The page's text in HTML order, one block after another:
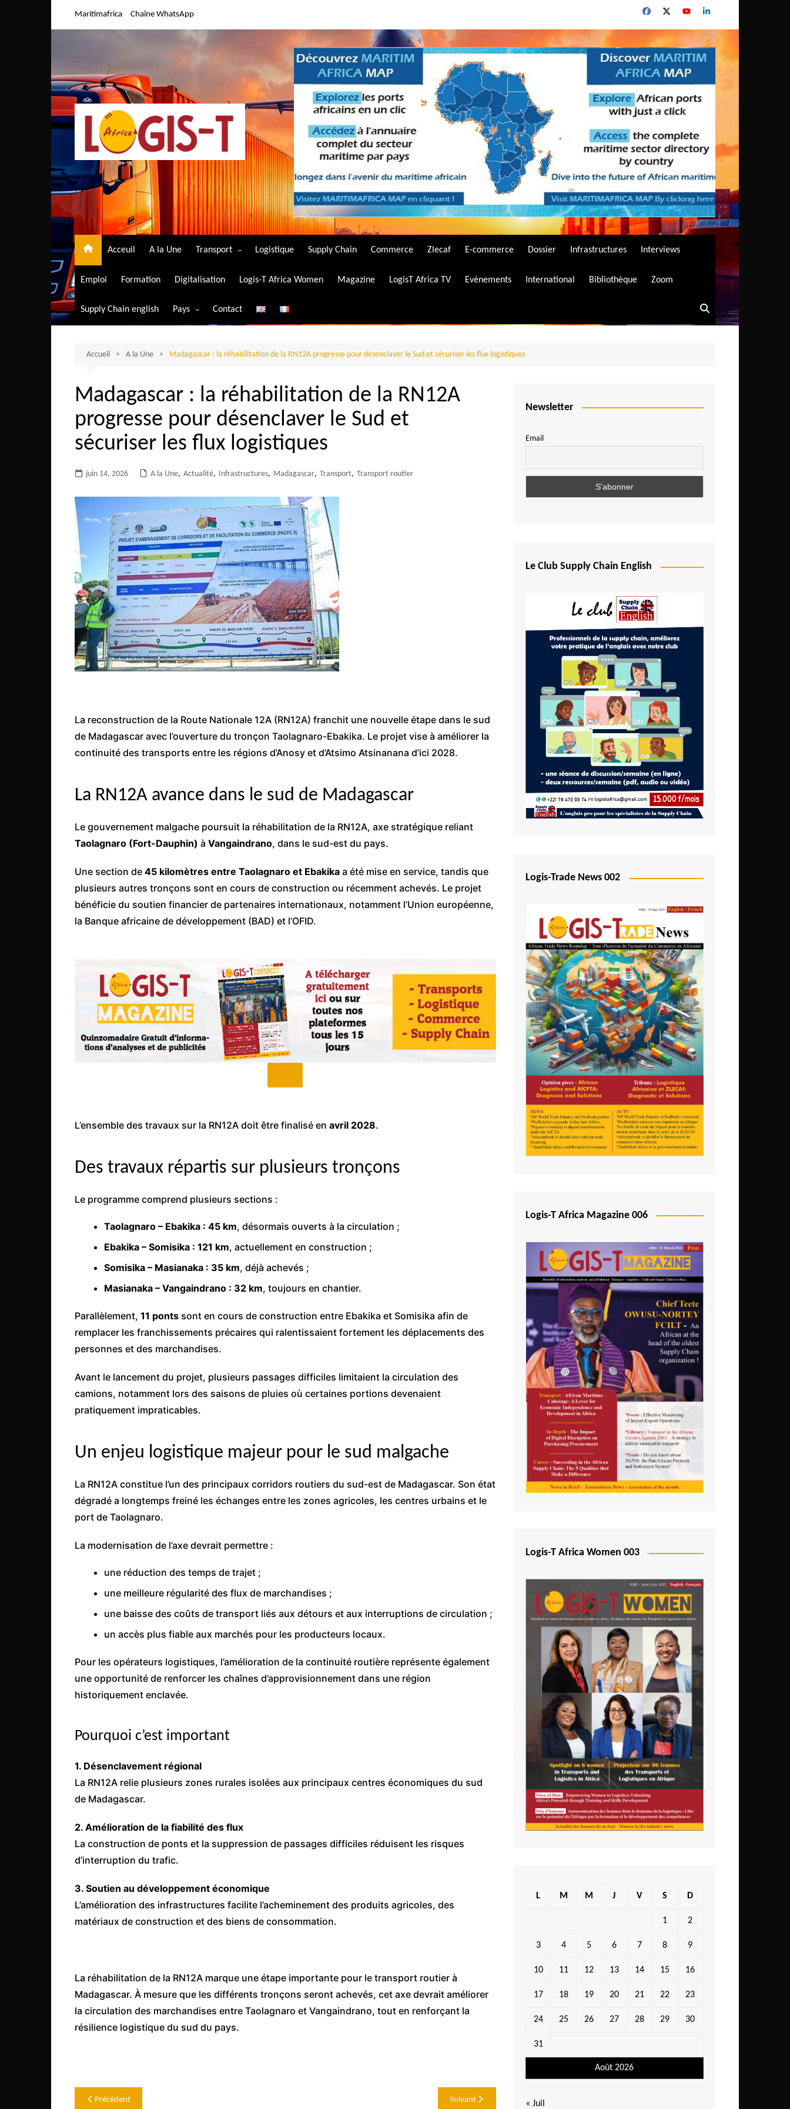
Maritimafrica Chaîne WhatsApp
Acceuil A la Une Transport
Transport aérien
Transport ferroviaire
Transport routier
Logistique Supply Chain Commerce Zlecaf E-commerce Dossier Infrastructures Interviews
Emploi Formation Digitalisation Logis-T Africa Women Magazine LogisT Africa TV Evénements International Bibliothèque Zoom
Supply Chain english Pays
Algérie
Bénin
Burkina-Faso
Burundi
Cameroun
Comores
Côte d’Ivoire
Djibouti
Egypte
Ethiopie
Gabon
Gambie
Ghana
Guinée
Kenya
Lesotho Fr
Mali
Maroc
Mozambique
Namibie
Rwanda
Togo
Tunisie
République Démocratique du
Sierra Leone
Zimbabwe
Contact
Accueil A la Une Madagascar : la réhabilitation de la RN12A progresse pour désenclaver le Sud et sécuriser les flux logistiques
Madagascar : la réhabilitation de la RN12A
progresse pour désenclaver le Sud et
sécuriser les flux logistiques
juin 14, 2026 A la Une, Actualité, Infrastructures, Madagascar, Transport, Transport routier
La reconstruction de la Route Nationale 12A (RN12A) franchit une nouvelle étape dans le sud
de Madagascar avec l’ouverture du tronçon Taolagnaro-Ebakika. Le projet vise à améliorer la
continuité des transports entre les régions d’Anosy et d’Atsimo Atsinanana d’ici 2028.
La RN12A avance dans le sud de Madagascar
Le gouvernement malgache poursuit la réhabilitation de la RN12A, axe stratégique reliant
Taolagnaro (Fort-Dauphin) à Vangaindrano, dans le sud-est du pays.
Une section de 45 kilomètres entre Taolagnaro et Ebakika a été mise en service, tandis que
plusieurs autres tronçons sont en cours de construction ou récemment achevés. Le projet
bénéficie du soutien financier de partenaires internationaux, notamment l’Union européenne,
la Banque africaine de développement (BAD) et l’OFID.
L’ensemble des travaux sur la RN12A doit être finalisé en avril 2028.
Des travaux répartis sur plusieurs tronçons
Le programme comprend plusieurs sections :
Taolagnaro – Ebakika : 45 km, désormais ouverts à la circulation ;
Ebakika – Somisika : 121 km, actuellement en construction ;
Somisika – Masianaka : 35 km, déjà achevés ;
Masianaka – Vangaindrano : 32 km, toujours en chantier.
Parallèlement, 11 ponts sont en cours de construction entre Ebakika et Somisika afin de
remplacer les franchissements précaires qui ralentissaient fortement les déplacements des
personnes et des marchandises.
Avant le lancement du projet, plusieurs passages difficiles limitaient la circulation des
camions, notamment lors des saisons de pluies où certaines portions devenaient
pratiquement impraticables.
Un enjeu logistique majeur pour le sud malgache
La RN12A constitue l’un des principaux corridors routiers du sud-est de Madagascar. Son état
dégradé a longtemps freiné les échanges entre les zones agricoles, les centres urbains et le
port de Taolagnaro.
La modernisation de l’axe devrait permettre :
une réduction des temps de trajet ;
une meilleure régularité des flux de marchandises ;
une baisse des coûts de transport liés aux détours et aux interruptions de circulation ;
un accès plus fiable aux marchés pour les producteurs locaux.
Pour les opérateurs logistiques, l’amélioration de la continuité routière représente également
une opportunité de renforcer les chaînes d’approvisionnement dans une région
historiquement enclavée.
Pourquoi c’est important
1. Désenclavement régional
La RN12A relie plusieurs zones rurales isolées aux principaux centres économiques du sud
de Madagascar.
2. Amélioration de la fiabilité des flux
La construction de ponts et la suppression de passages difficiles réduisent les risques
d’interruption du trafic.
3. Soutien au développement économique
L’amélioration des infrastructures facilite l’acheminement des produits agricoles, des
matériaux de construction et des biens de consommation.
La réhabilitation de la RN12A marque une étape importante pour le transport routier à
Madagascar. À mesure que les différents tronçons seront achevés, cet axe devrait améliorer
la circulation des marchandises entre Taolagnaro et Vangaindrano, tout en renforçant la
résilience logistique du sud du pays.
Navigation
Précédent Suivant
Newsletter
Email
Le Club Supply Chain English
Logis-Trade News 002
Logis-T Africa Magazine 006
Logis-T Africa Women 003
Août 2026
L M M J V S D
1 2
3 4 5 6 7 8 9
10 11 12 13 14 15 16
17 18 19 20 21 22 23
24 25 26 27 28 29 30
31
« Juil